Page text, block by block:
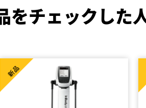
をチェックした
新品